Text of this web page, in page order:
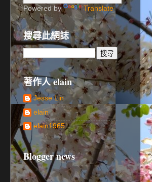
Powered by Translate
搜尋此網誌
著作人 elain
Jesse Lin
elain
elain1965
Blogger news